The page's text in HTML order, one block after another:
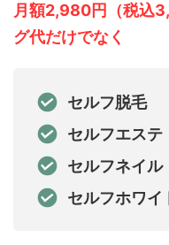
月額2,980円（税込
グ代だけでなく
セルフ脱毛
セルフエステ
セルフネイル
セルフホワイ